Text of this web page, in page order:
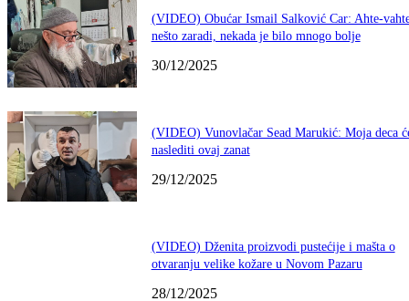
(VIDEO) Obućar Ismail Salković Car: Ahte-
nešto zaradi, nekada je bilo mnogo bolje
30/12/2025
(VIDEO) Vunovlačar Sead Marukić: Moja deca
naslediti ovaj zanat
29/12/2025
(VIDEO) Dženita proizvodi pustećije i mašta o
otvaranju velike kožare u Novom Pazaru
28/12/2025